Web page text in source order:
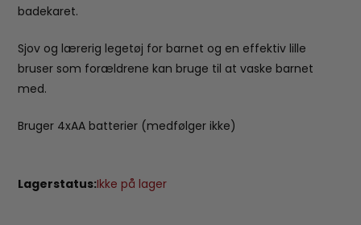
badekaret.
Sjov og lærerig legetøj for barnet og en effektiv lille
bruser som forældrene kan bruge til at vaske barnet
med.
Bruger 4xAA batterier (medfølger ikke)
Lagerstatus:Ikke på lager